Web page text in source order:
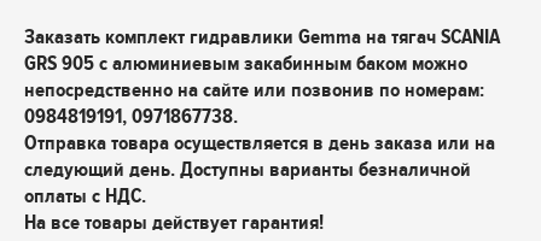
Заказать комплект гидравлики Gemma на тягач SCANIA
GRS 905 с алюминиевым закабинным баком можно
непосредственно на сайте или позвонив по номерам:
0984819191, 0971867738.
Отправка товара осуществляется в день заказа или на
следующий день. Доступны варианты безналичной
оплаты с НДС.
На все товары действует гарантия!